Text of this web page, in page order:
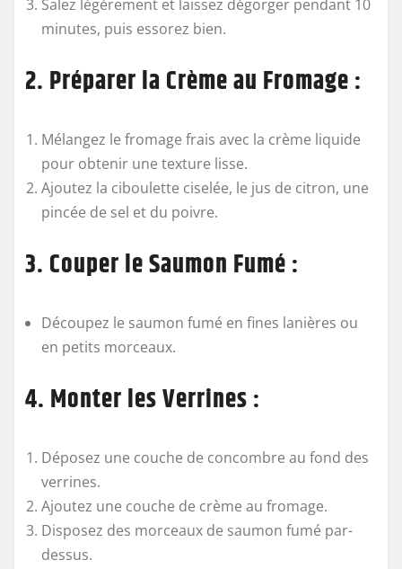
Salez légèrement et laissez dégorger pendant 10
minutes, puis essorez bien.
2. Préparer la Crème au Fromage :
Mélangez le fromage frais avec la crème liquide
pour obtenir une texture lisse.
Ajoutez la ciboulette ciselée, le jus de citron, une
pincée de sel et du poivre.
3. Couper le Saumon Fumé :
Découpez le saumon fumé en fines lanières ou
en petits morceaux.
4. Monter les Verrines :
Déposez une couche de concombre au fond des
verrines.
Ajoutez une couche de crème au fromage.
Disposez des morceaux de saumon fumé par-
dessus.